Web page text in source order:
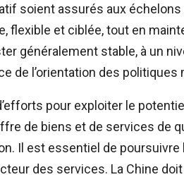
soient assurés aux échelons
flexible et ciblée, tout en
généralement stable, à un
de l’orientation des
pour exploiter le
de biens et de services de
Il est essentiel de
des services. La Chine